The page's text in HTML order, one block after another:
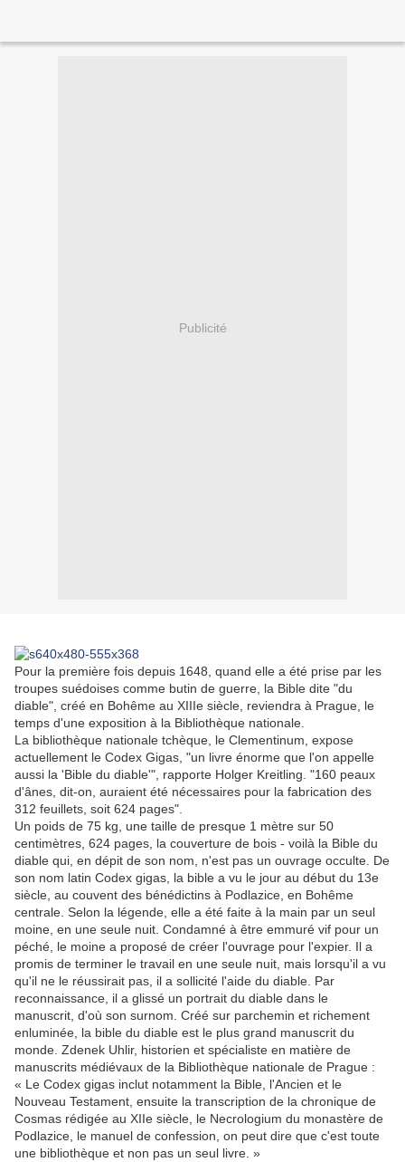
Publicité
Pour la première fois depuis 1648, quand elle a été prise par les
troupes suédoises comme butin de guerre, la Bible dite "du
diable", créé en Bohême au XIIIe siècle, reviendra à Prague, le
temps d'une exposition à la Bibliothèque nationale.
La bibliothèque nationale tchèque, le Clementinum, expose
actuellement le Codex Gigas, "un livre énorme que l'on appelle
aussi la 'Bible du diable'", rapporte Holger Kreitling. "160 peaux
d'ânes, dit-on, auraient été nécessaires pour la fabrication des
312 feuillets, soit 624 pages".
Un poids de 75 kg, une taille de presque 1 mètre sur 50
centimètres, 624 pages, la couverture de bois - voilà la Bible du
diable qui, en dépit de son nom, n'est pas un ouvrage occulte. De
son nom latin Codex gigas, la bible a vu le jour au début du 13e
siècle, au couvent des bénédictins à Podlazice, en Bohême
centrale. Selon la légende, elle a été faite à la main par un seul
moine, en une seule nuit. Condamné à être emmuré vif pour un
péché, le moine a proposé de créer l'ouvrage pour l'expier. Il a
promis de terminer le travail en une seule nuit, mais lorsqu'il a vu
qu'il ne le réussirait pas, il a sollicité l'aide du diable. Par
reconnaissance, il a glissé un portrait du diable dans le
manuscrit, d'où son surnom. Créé sur parchemin et richement
enluminée, la bible du diable est le plus grand manuscrit du
monde. Zdenek Uhlir, historien et spécialiste en matière de
manuscrits médiévaux de la Bibliothèque nationale de Prague :
« Le Codex gigas inclut notamment la Bible, l'Ancien et le
Nouveau Testament, ensuite la transcription de la chronique de
Cosmas rédigée au XIIe siècle, le Necrologium du monastère de
Podlazice, le manuel de confession, on peut dire que c'est toute
une bibliothèque et non pas un seul livre. »